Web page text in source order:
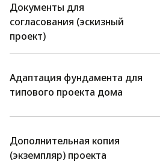
Документы для
согласования (эскизный
проект)
Адаптация фундамента для
типового проекта дома
Дополнительная копия
(экземпляр) проекта